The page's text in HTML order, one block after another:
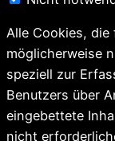
Alle Cookies,
möglicherweise
speziell zur
Benutzers über
eingebettete
nicht